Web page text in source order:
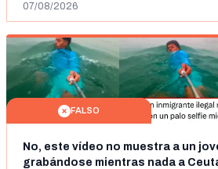
07/08/2026
FALSO
No, este vídeo no muestra a un
grabándose mientras nada a